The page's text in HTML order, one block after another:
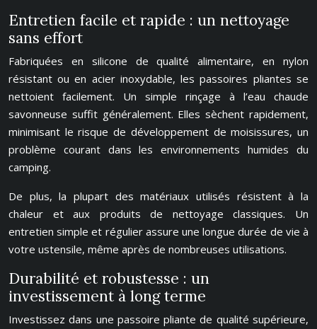
Entretien facile et rapide : un nettoyage
sans effort
Fabriquées en silicone de qualité alimentaire, en nylon
résistant ou en acier inoxydable, les passoires pliantes se
nettoient facilement. Un simple rinçage à l’eau chaude
savonneuse suffit généralement. Elles sèchent rapidement,
minimisant le risque de développement de moisissures, un
problème courant dans les environnements humides du
camping.
De plus, la plupart des matériaux utilisés résistent à la
chaleur et aux produits de nettoyage classiques. Un
entretien simple et régulier assure une longue durée de vie à
votre ustensile, même après de nombreuses utilisations.
Durabilité et robustesse : un
investissement à long terme
Investissez dans une passoire pliante de qualité supérieure,